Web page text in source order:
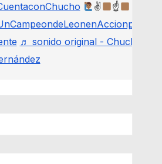
✌
☝
♬ sonido original - Chucho